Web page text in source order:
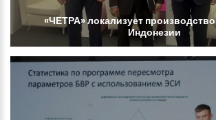
«ЧЕТРА»локализует производство
Индонезии